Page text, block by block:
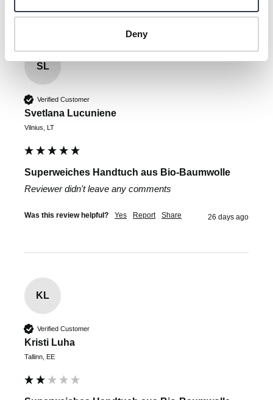
Deny
SL
Verified Customer
Svetlana Lucuniene
Vilnius, LT
Superweiches Handtuch aus Bio-Baumwolle
Reviewer didn't leave any comments
Was this review helpful? Yes Report Share 26 days ago
KL
Verified Customer
Kristi Luha
Tallinn, EE